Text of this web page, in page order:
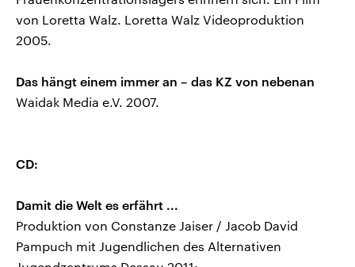
von Loretta Walz. Loretta Walz Videoproduktion
2005.
Das hängt einem immer an – das KZ von nebenan
Waidak Media e.V. 2007.
CD:
Damit die Welt es erfährt ...
Produktion von Constanze Jaiser / Jacob David
Pampuch mit Jugendlichen des Alternativen